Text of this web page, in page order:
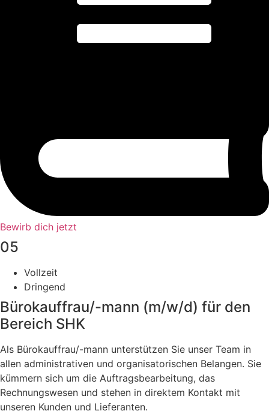
Bewirb dich jetzt
05
Vollzeit
Dringend
Bürokauffrau/-mann (m/w/d) für den
Bereich SHK
Als Bürokauffrau/-mann unterstützen Sie unser Team in
allen administrativen und organisatorischen Belangen. Sie
kümmern sich um die Auftragsbearbeitung, das
Rechnungswesen und stehen in direktem Kontakt mit
unseren Kunden und Lieferanten.